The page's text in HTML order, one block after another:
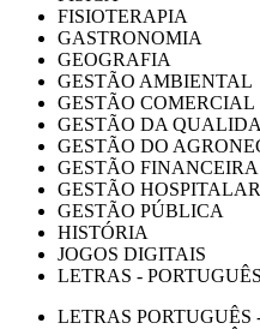
FISIOTERAPIA
GASTRONOMIA
GEOGRAFIA
GESTÃO AMBIENTAL
GESTÃO COMERCIAL
GESTÃO DA
GESTÃO DO
GESTÃO FINANCEIRA
GESTÃO HOSPITALAR
GESTÃO PÚBLICA
HISTÓRIA
JOGOS DIGITAIS
LETRAS - PORTUGUÊS
LETRAS PORTUGUÊS